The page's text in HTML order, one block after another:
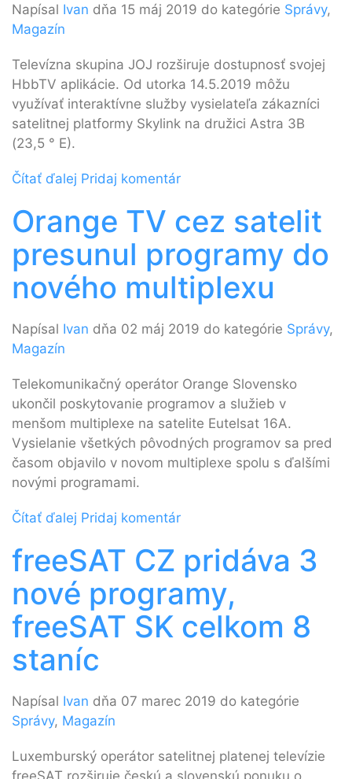
Napísal Ivan dňa 15 máj 2019 do kategórie Správy,
Magazín
Televízna skupina JOJ rozširuje dostupnosť svojej
HbbTV aplikácie. Od utorka 14.5.2019 môžu
využívať interaktívne služby vysielateľa zákazníci
satelitnej platformy Skylink na družici Astra 3B
(23,5 ° E).
Čítať ďalej Pridaj komentár
Orange TV cez satelit
presunul programy do
nového multiplexu
Napísal Ivan dňa 02 máj 2019 do kategórie Správy,
Magazín
Telekomunikačný operátor Orange Slovensko
ukončil poskytovanie programov a služieb v
menšom multiplexe na satelite Eutelsat 16A.
Vysielanie všetkých pôvodných programov sa pred
časom objavilo v novom multiplexe spolu s ďalšími
novými programami.
Čítať ďalej Pridaj komentár
freeSAT CZ pridáva 3
nové programy,
freeSAT SK celkom 8
staníc
Napísal Ivan dňa 07 marec 2019 do kategórie
Správy, Magazín
Luxemburský operátor satelitnej platenej televízie
freeSAT rozširuje českú a slovenskú ponuku o